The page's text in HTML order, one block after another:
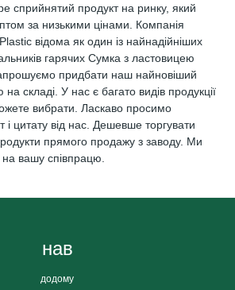
сприйнятий продукт на ринку, який
за низькими цінами. Компанія
відома як один із найнадійніших
гарячих Сумка з ластовицею
придбати наш найновіший
складі. У нас є багато видів продукції
вибрати. Ласкаво просимо
і цитату від нас. Дешевше торгувати
прямого продажу з заводу. Ми
вашу співпрацю.
нав
додому